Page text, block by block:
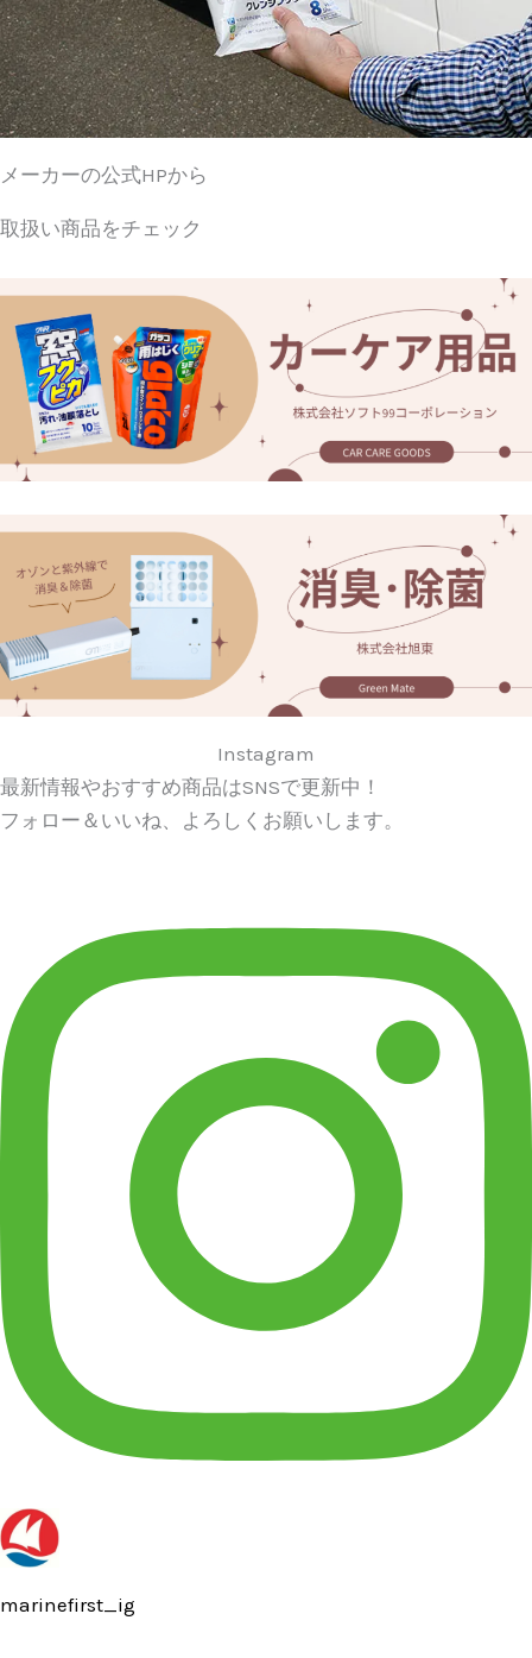
メーカーの公式HPから
取扱い商品をチェック
Instagram
最新情報やおすすめ商品はSNSで更新中！
フォロー＆いいね、よろしくお願いします。
marinefirst_ig